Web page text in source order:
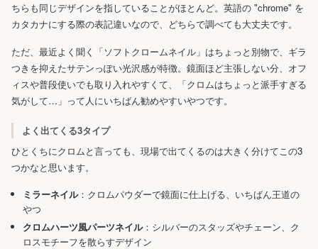
ちらも同じデザインを指していることがほとんど。英語の "chrome" を
カタカナにする際の表記違いなので、どちらで調べても大丈夫です。
ただ、最近よく聞く「ソフトクロームネイル」はちょっと別物で、ギラ
つきを抑えたサテンっぽい光沢感が特徴。鏡面ほど主張しない分、オフ
ィスや普段使いでも取り入れやすくて、「クロムはちょっと派手すぎる
気がして…」って人にいちばん勧めやすいやつです。
よく出てくる3タイプ
ひとくちにクロムと言っても、現場で出てくるのは大きく分けてこの3
つかなと思います。
ミラーネイル：クロムパウダーで鏡面に仕上げる、いちばん王道の
やつ
クロムハーツ風パーツネイル：シルバーのスタッズやチェーン、ク
ロスモチーフを散らすデザイン